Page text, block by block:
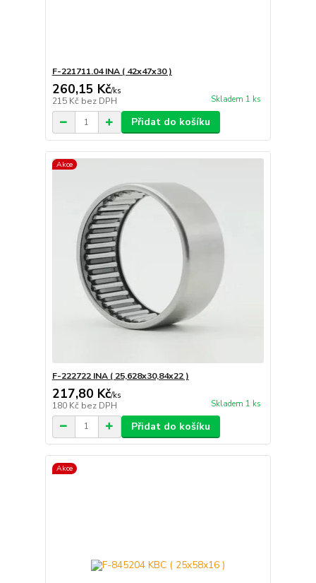
F-221711.04 INA ( 42x47x30 )
260,15 Kč/ks
215 Kč bez DPH Skladem 1 ks
Přidat do košíku
Akce
F-222722 INA ( 25,628x30,84x22 )
217,80 Kč/ks
180 Kč bez DPH Skladem 1 ks
Přidat do košíku
Akce